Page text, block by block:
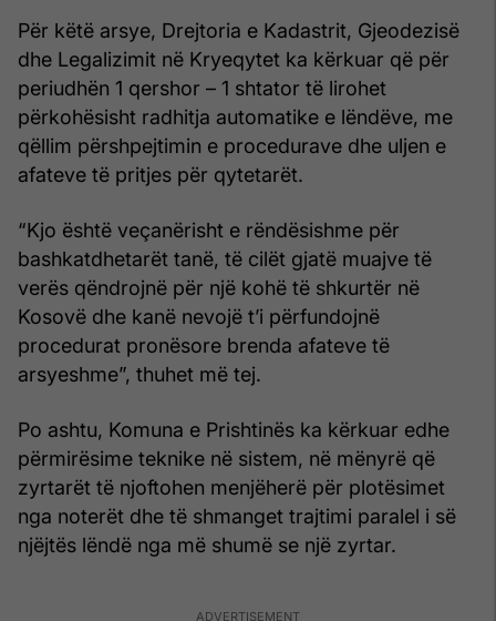
Për këtë arsye, Drejtoria e Kadastrit, Gjeodezisë
dhe Legalizimit në Kryeqytet ka kërkuar që për
periudhën 1 qershor – 1 shtator të lirohet
përkohësisht radhitja automatike e lëndëve, me
qëllim përshpejtimin e procedurave dhe uljen e
afateve të pritjes për qytetarët.
“Kjo është veçanërisht e rëndësishme për
bashkatdhetarët tanë, të cilët gjatë muajve të
verës qëndrojnë për një kohë të shkurtër në
Kosovë dhe kanë nevojë t’i përfundojnë
procedurat pronësore brenda afateve të
arsyeshme”, thuhet më tej.
Po ashtu, Komuna e Prishtinës ka kërkuar edhe
përmirësime teknike në sistem, në mënyrë që
zyrtarët të njoftohen menjëherë për plotësimet
nga noterët dhe të shmanget trajtimi paralel i së
njëjtës lëndë nga më shumë se një zyrtar.